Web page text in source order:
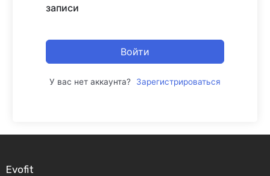
записи
Войти
У вас нет аккаунта? Зарегистрироваться
Evofit